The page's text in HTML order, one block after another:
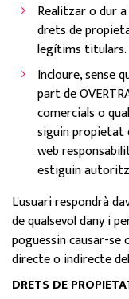
Realitzar o dur
drets de
legítims titulars.
Incloure, sense
part de
comercials o
siguin propietat
web
estiguin
L'usuari respondrà
de qualsevol dany i
poguessin causar-se
directe o indirecte
DRETS DE